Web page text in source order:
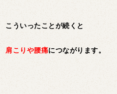
こういったことが続くと
肩こりや腰痛につながります。